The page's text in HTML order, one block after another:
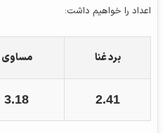
اعداد را خواهیم داشت:
برد غنا مساوی
2.41
3.18